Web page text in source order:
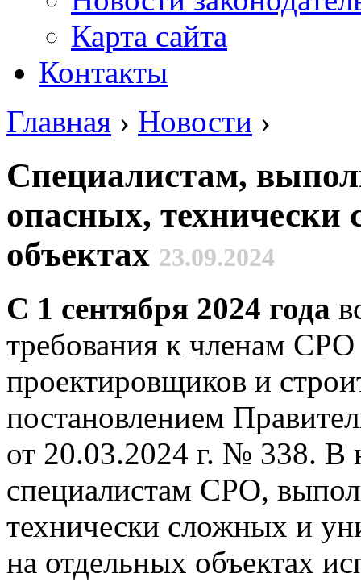
Карта сайта
Контакты
Главная › Новости ›
Специалистам,
опасных,
объектах 23.09.2024
C 1 сентября 2024 года
требования к членам
проектировщиков и
постановлением
от 20.03.2024 г. № 338. В
специалистам СРО,
технически сложных и
на отдельных объектах